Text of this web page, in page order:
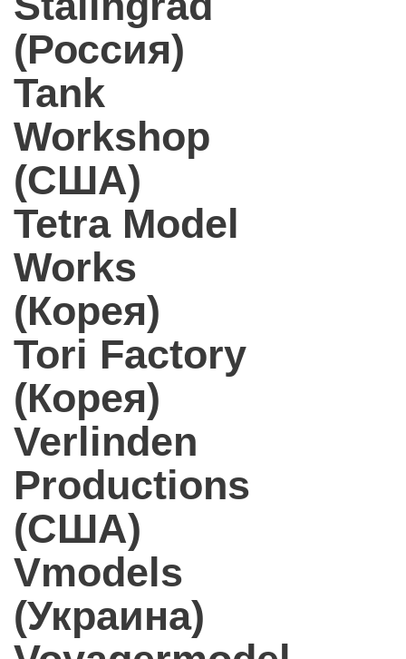
(Россия)
Tank
Workshop
(США)
Tetra Model
Works
(Корея)
Tori Factory
(Корея)
Verlinden
Productions
(США)
Vmodels
(Украина)